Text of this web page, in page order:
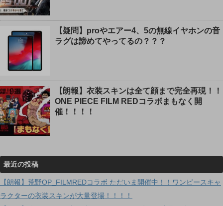
【疑問】proやエアー4、5の無線イヤホンの音
ラグは諦めてやってるの？？？
【朗報】衣装スキンは全て顔まで完全再現！！
ONE PIECE FILM REDコラボまもなく開
催！！！！
最近の投稿
【朗報】荒野OP_FILMREDコラボ ただいま開催中！！ワンピースキャ
ラクターの衣装スキンが大量登場！！！！